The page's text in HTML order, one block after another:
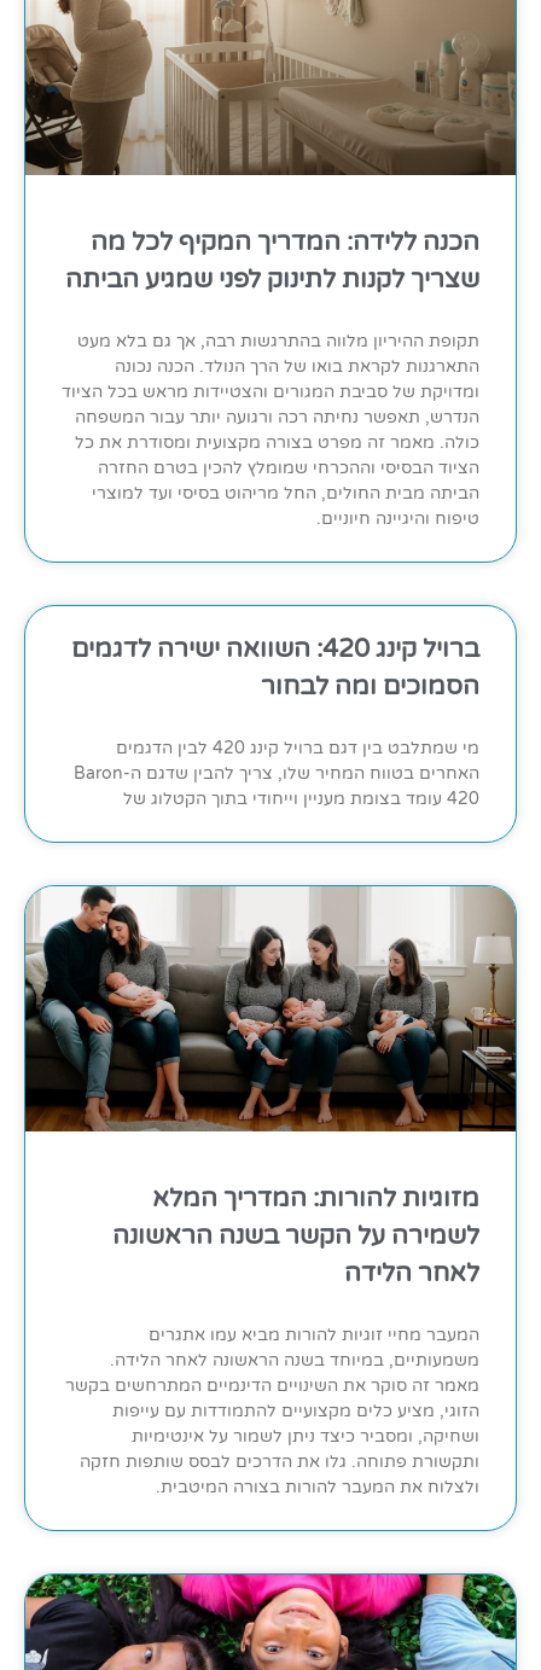
הכנה ללידה: המדריך המקיף לכל מה
שצריך לקנות לתינוק לפני שמגיע הביתה
תקופת ההיריון מלווה בהתרגשות רבה, אך גם בלא מעט
התארגנות לקראת בואו של הרך הנולד. הכנה נכונה
ומדויקת של סביבת המגורים והצטיידות מראש בכל הציוד
הנדרש, תאפשר נחיתה רכה ורגועה יותר עבור המשפחה
כולה. מאמר זה מפרט בצורה מקצועית ומסודרת את כל
הציוד הבסיסי וההכרחי שמומלץ להכין בטרם החזרה
הביתה מבית החולים, החל מריהוט בסיסי ועד למוצרי
טיפוח והיגיינה חיוניים.
ברויל קינג 420: השוואה ישירה לדגמים
הסמוכים ומה לבחור
מי שמתלבט בין דגם ברויל קינג 420 לבין הדגמים
האחרים בטווח המחיר שלו, צריך להבין שדגם ה-Baron
420 עומד בצומת מעניין וייחודי בתוך הקטלוג של
מזוגיות להורות: המדריך המלא
לשמירה על הקשר בשנה הראשונה
לאחר הלידה
המעבר מחיי זוגיות להורות מביא עמו אתגרים
משמעותיים, במיוחד בשנה הראשונה לאחר הלידה.
מאמר זה סוקר את השינויים הדינמיים המתרחשים בקשר
הזוגי, מציע כלים מקצועיים להתמודדות עם עייפות
ושחיקה, ומסביר כיצד ניתן לשמור על אינטימיות
ותקשורת פתוחה. גלו את הדרכים לבסס שותפות חזקה
ולצלוח את המעבר להורות בצורה המיטבית.